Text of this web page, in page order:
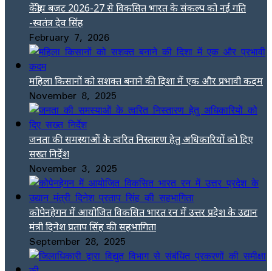
केंद्रीय बजट 2026-27 से विकसित भारत के संकल्प को नई गति
-स्वतंत्र देव सिंह
February 7, 2026
महिला किसानों को सशक्त बनाने की दिशा में एक और प्रभावी कदम
November 8, 2025
जनता की समस्याओं के त्वरित निस्तारण हेतु अधिकारियों को दिए
सख्त निर्देश
November 3, 2025
कोपेनहेगन में आयोजित विकसित भारत रन में उत्तर प्रदेश के उद्यान
मंत्री दिनेश प्रताप सिंह की सहभागिता
September 28, 2025